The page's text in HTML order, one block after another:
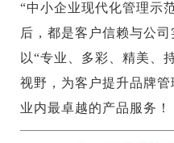
“中小企业现代化管理示
后，都是客户信赖与公
以“专业、多彩、精美、
视野，为客户提升品牌
业内最卓越的产品服务！